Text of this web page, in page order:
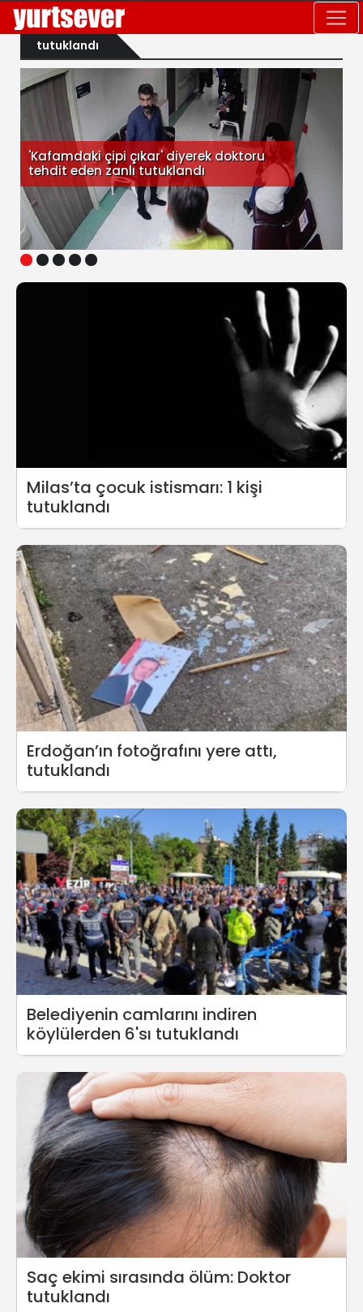
tutuklandı
1 2 3 4 5
'Kafamdaki çipi çıkar' diyerek doktoru
tehdit eden zanlı tutuklandı
Milas’ta çocuk istismarı: 1 kişi
tutuklandı
Erdoğan’ın fotoğrafını yere attı,
tutuklandı
Belediyenin camlarını indiren
köylülerden 6'sı tutuklandı
Saç ekimi sırasında ölüm: Doktor
tutuklandı